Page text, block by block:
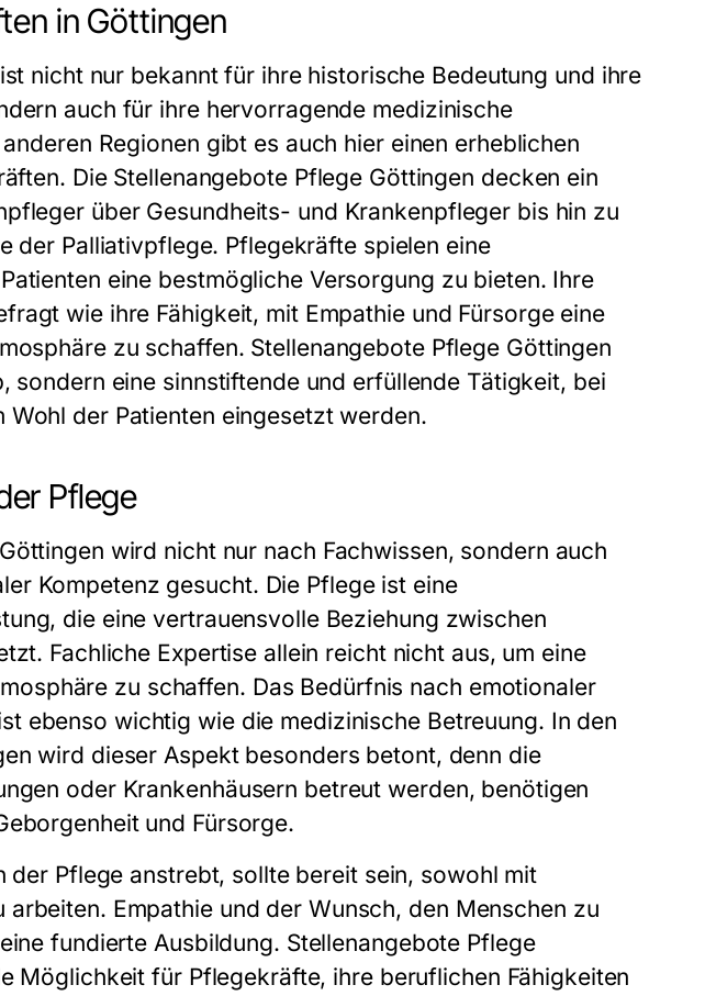
in Göttingen
nicht nur bekannt für ihre historische Bedeutung und ihre
auch für ihre hervorragende medizinische
Regionen gibt es auch hier einen erheblichen
Die Stellenangebote Pflege Göttingen decken ein
über Gesundheits- und Krankenpfleger bis hin zu
der Palliativpflege. Pflegekräfte spielen eine
eine bestmögliche Versorgung zu bieten. Ihre
wie ihre Fähigkeit, mit Empathie und Fürsorge eine
zu schaffen. Stellenangebote Pflege Göttingen
sondern eine sinnstiftende und erfüllende Tätigkeit, bei
Wohl der Patienten eingesetzt werden.
Pflege
wird nicht nur nach Fachwissen, sondern auch
Kompetenz gesucht. Die Pflege ist eine
die eine vertrauensvolle Beziehung zwischen
Fachliche Expertise allein reicht nicht aus, um eine
zu schaffen. Das Bedürfnis nach emotionaler
ebenso wichtig wie die medizinische Betreuung. In den
wird dieser Aspekt besonders betont, denn die
oder Krankenhäusern betreut werden, benötigen
und Fürsorge.
der Pflege anstrebt, sollte bereit sein, sowohl mit
Empathie und der Wunsch, den Menschen zu
fundierte Ausbildung. Stellenangebote Pflege
Möglichkeit für Pflegekräfte, ihre beruflichen Fähigkeiten